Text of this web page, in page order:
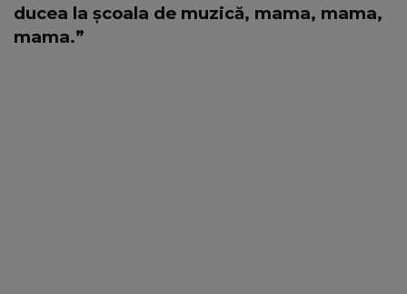
ducea la școala de muzică, mama, mama,
mama.”